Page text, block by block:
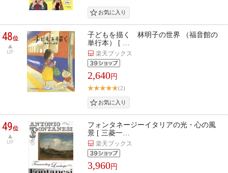
48位
UP
子どもを描く 林明子の世界 （福音館の
単行本） [ …
楽天ブックス
2,640円
(2)
49位
UP
フォンタネージーイタリアの光・心の風
景 [ 三菱一…
楽天ブックス
3,960円